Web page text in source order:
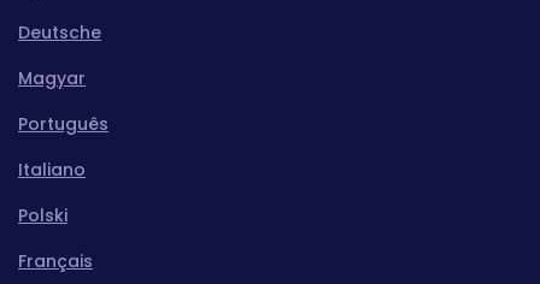
Deutsche
Magyar
Português
Italiano
Polski
Français